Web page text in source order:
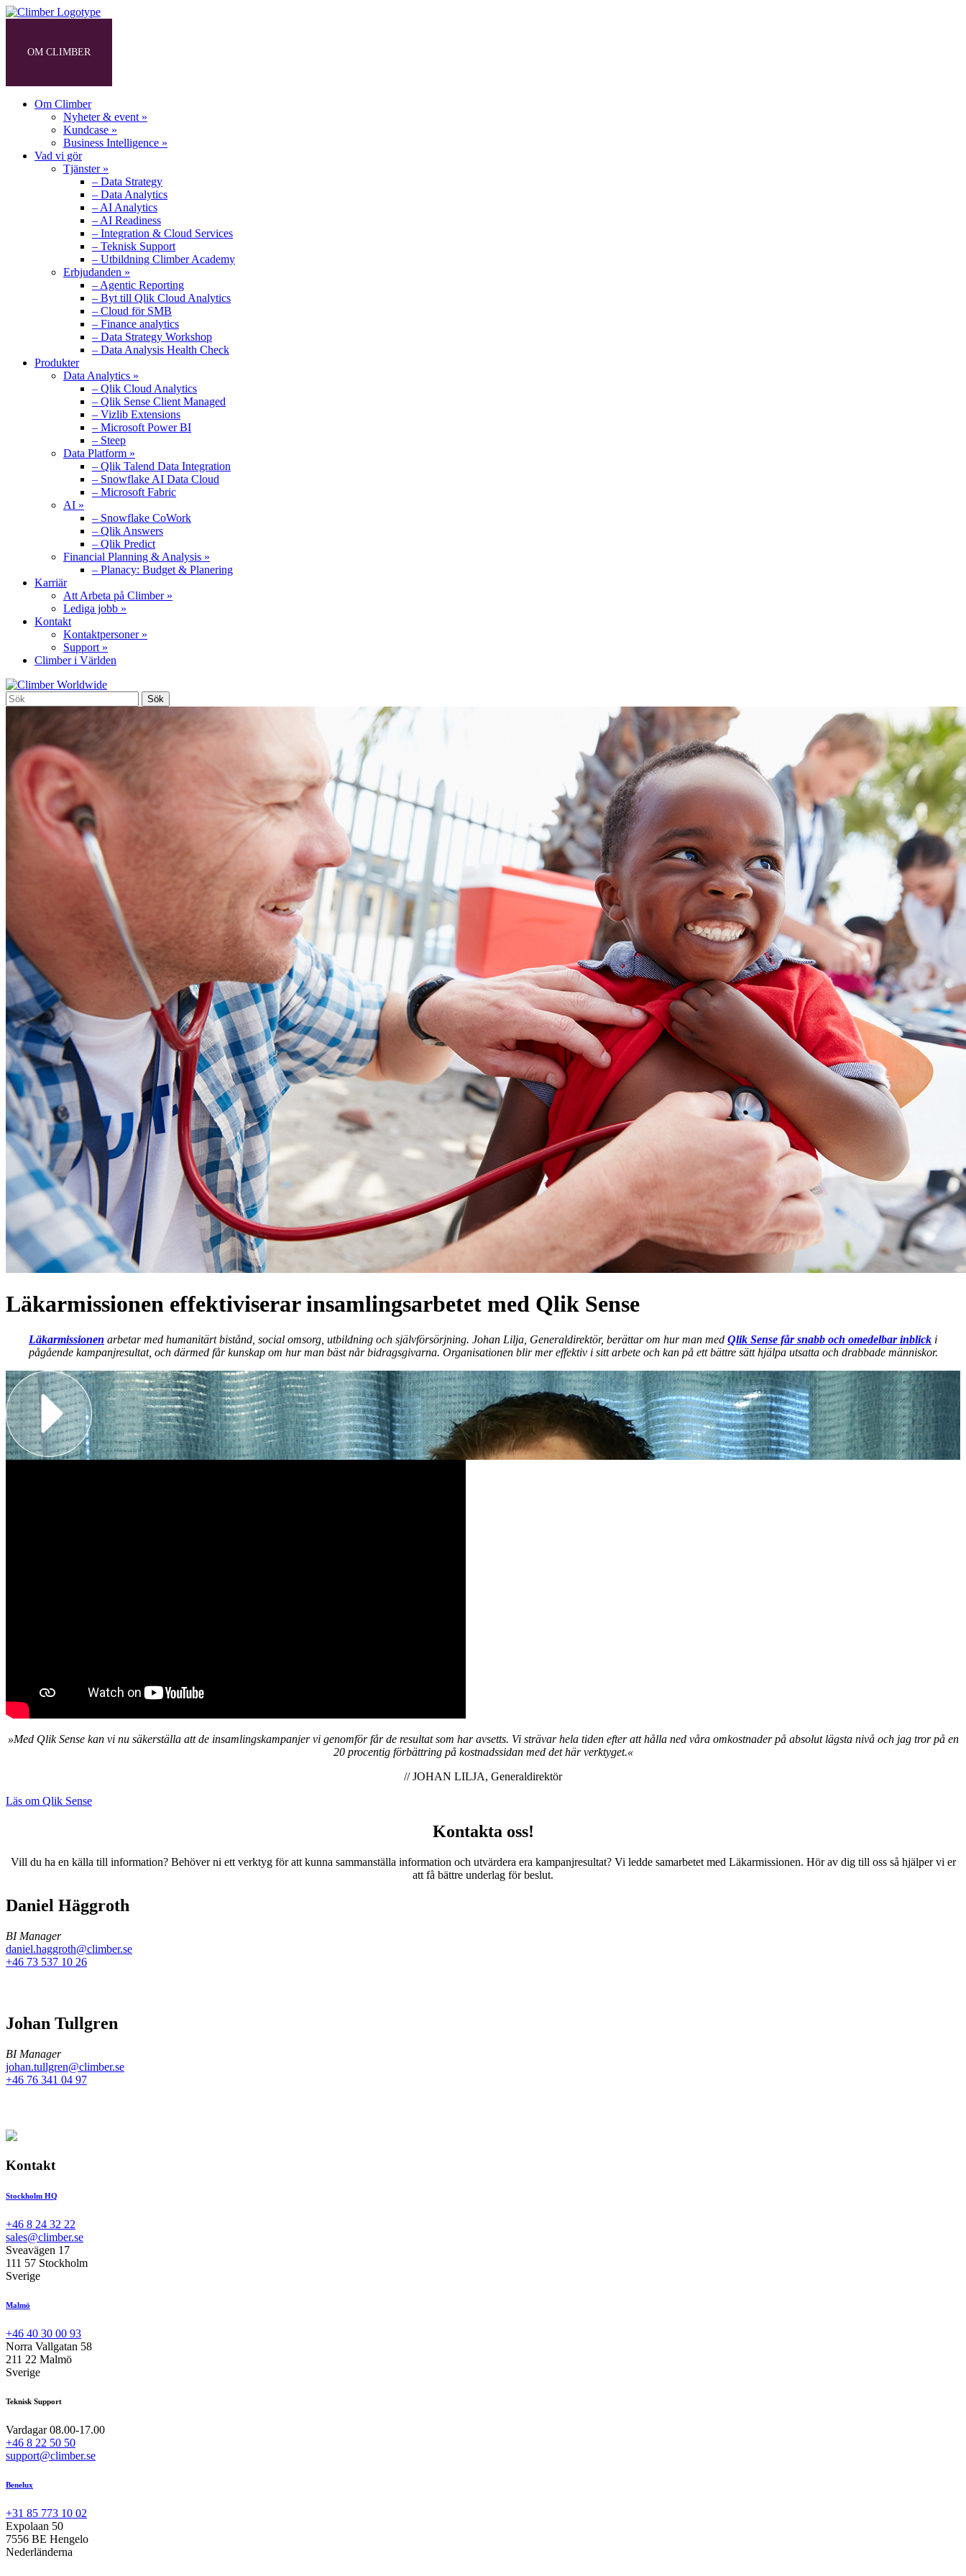
OM CLIMBER
Om Climber
Nyheter & event »
Kundcase »
Business Intelligence »
Vad vi gör
Tjänster »
– Data Strategy
– Data Analytics
– AI Analytics
– AI Readiness
– Integration & Cloud Services
– Teknisk Support
– Utbildning Climber Academy
Erbjudanden »
– Agentic Reporting
– Byt till Qlik Cloud Analytics
– Cloud för SMB
– Finance analytics
– Data Strategy Workshop
– Data Analysis Health Check
Produkter
Data Analytics »
– Qlik Cloud Analytics
– Qlik Sense Client Managed
– Vizlib Extensions
– Microsoft Power BI
– Steep
Data Platform »
– Qlik Talend Data Integration
– Snowflake AI Data Cloud
– Microsoft Fabric
AI »
– Snowflake CoWork
– Qlik Answers
– Qlik Predict
Financial Planning & Analysis »
– Planacy: Budget & Planering
Karriär
Att Arbeta på Climber »
Lediga jobb »
Kontakt
Kontaktpersoner »
Support »
Climber i Världen
Läkarmissionen effektiviserar insamlingsarbetet med Qlik Sense
Läkarmissionen arbetar med humanitärt bistånd, social omsorg, utbildning och självförsörjning. Johan Lilja, Generaldirektör, berättar om hur man med Qlik Sense får snabb och omedelbar inblick i
pågående kampanjresultat, och därmed får kunskap om hur man bäst når bidragsgivarna. Organisationen blir mer effektiv i sitt arbete och kan på ett bättre sätt hjälpa utsatta och drabbade människor.
»Med Qlik Sense kan vi nu säkerställa att de insamlingskampanjer vi genomför får de resultat som har avsetts. Vi strävar hela tiden efter att hålla ned våra omkostnader på absolut lägsta nivå och jag tror på en
20 procentig förbättring på kostnadssidan med det här verktyget.«
// JOHAN LILJA, Generaldirektör
Läs om Qlik Sense
Kontakta oss!
Vill du ha en källa till information? Behöver ni ett verktyg för att kunna sammanställa information och utvärdera era kampanjresultat? Vi ledde samarbetet med Läkarmissionen. Hör av dig till oss så hjälper vi er
att få bättre underlag för beslut.
Daniel Häggroth
BI Manager
daniel.haggroth@climber.se
+46 73 537 10 26
Johan Tullgren
BI Manager
johan.tullgren@climber.se
+46 76 341 04 97
Kontakt
Stockholm HQ
+46 8 24 32 22
sales@climber.se
Sveavägen 17
111 57 Stockholm
Sverige
Malmö
+46 40 30 00 93
Norra Vallgatan 58
211 22 Malmö
Sverige
Teknisk Support
Vardagar 08.00-17.00
+46 8 22 50 50
support@climber.se
Benelux
+31 85 773 10 02
Expolaan 50
7556 BE Hengelo
Nederländerna